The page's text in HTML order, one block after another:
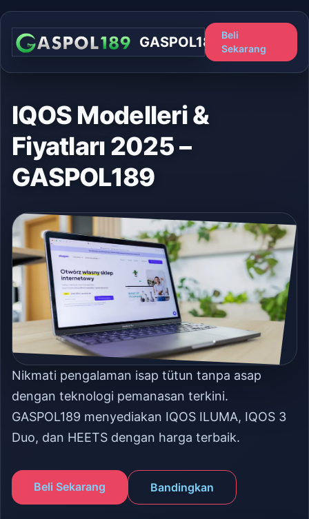
GASPOL189
Beli
Sekarang
IQOS Modelleri &
Fiyatları 2025 –
GASPOL189
Nikmati pengalaman isap tütun tanpa asap
dengan teknologi pemanasan terkini.
GASPOL189 menyediakan IQOS ILUMA, IQOS 3
Duo, dan HEETS dengan harga terbaik.
Beli Sekarang Bandingkan